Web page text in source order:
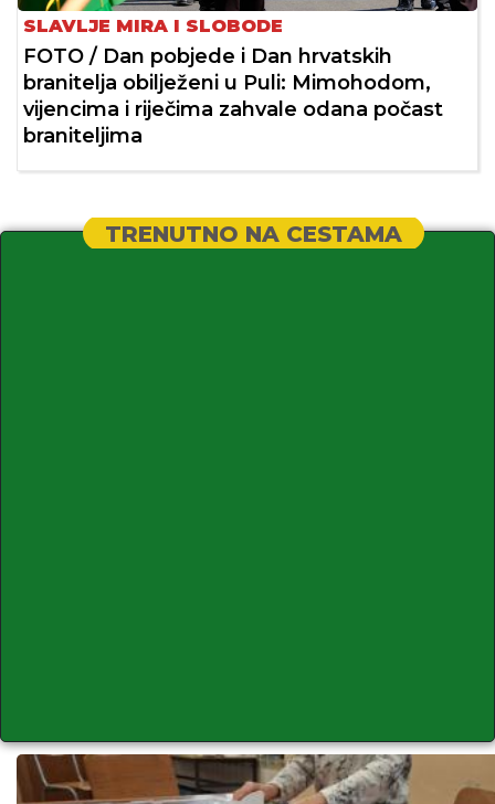
SLAVLJE MIRA I SLOBODE
FOTO / Dan pobjede i Dan hrvatskih
branitelja obilježeni u Puli: Mimohodom,
vijencima i riječima zahvale odana počast
braniteljima
TRENUTNO NA CESTAMA